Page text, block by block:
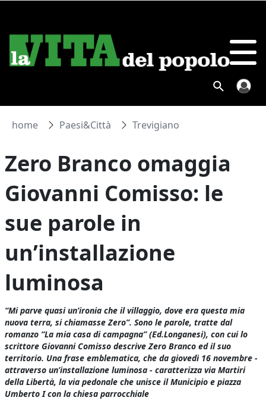
home Paesi&Città Trevigiano
Zero Branco omaggia
Giovanni Comisso: le
sue parole in
un’installazione
luminosa
“Mi parve quasi un’ironia che il villaggio, dove era questa mia
nuova terra, si chiamasse Zero”. Sono le parole, tratte dal
romanzo “La mia casa di campagna” (Ed.Longanesi), con cui lo
scrittore Giovanni Comisso descrive Zero Branco ed il suo
territorio. Una frase emblematica, che da giovedì 16 novembre -
attraverso un’installazione luminosa - caratterizza via Martiri
della Libertà, la via pedonale che unisce il Municipio e piazza
Umberto I con la chiesa parrocchiale